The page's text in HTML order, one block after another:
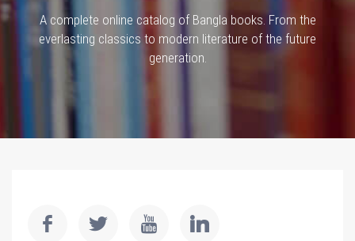
A complete online catalog of Bangla books. From the
everlasting classics to modern literature of the future
generation.